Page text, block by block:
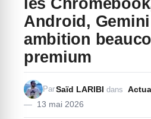
les
Android,
ambition
premium
13 mai 2026
ParSaïd LARIBI dans